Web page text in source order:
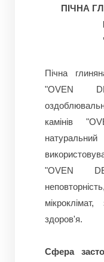
ПІЧНА
Пічна
"OVEN
камінів
"OVEN
здоров'я.
Сфера